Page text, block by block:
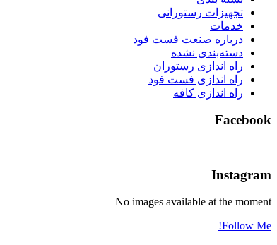
تجهیزات رستورانی
خدمات
درباره صنعت فست فود
دسته‌بندی نشده
راه اندازی رستوران
راه اندازی فست فود
راه اندازی کافه
Facebook
Instagram
No images available at the moment
Follow Me!